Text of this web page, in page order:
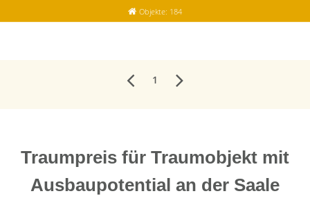
Objekte: 184
1
Traumpreis für Traumobjekt mit
Ausbaupotential an der Saale